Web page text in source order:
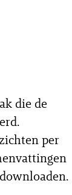
die de
per